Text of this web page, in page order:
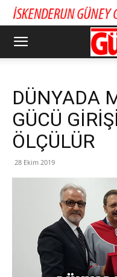
DÜNYADA
GÜCÜ
ÖLÇÜLÜR
28 Ekim 2019